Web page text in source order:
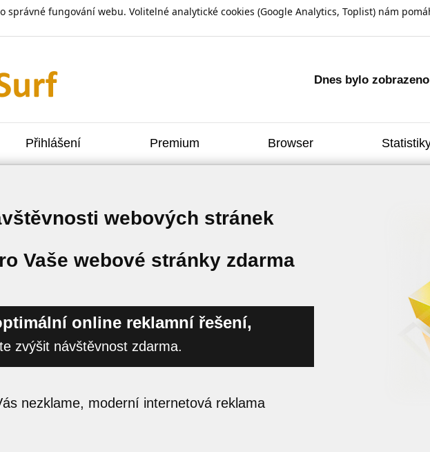
správné fungování webu. Volitelné analytické cookies (Google Analytics, Toplist) nám
Dnes bylo zobrazeno
Přihlášení Premium Browser
webových stránek
Vaše webové stránky zdarma
online reklamní řešení,
zvýšit návštěvnost zdarma.
nezklame, moderní internetová reklama